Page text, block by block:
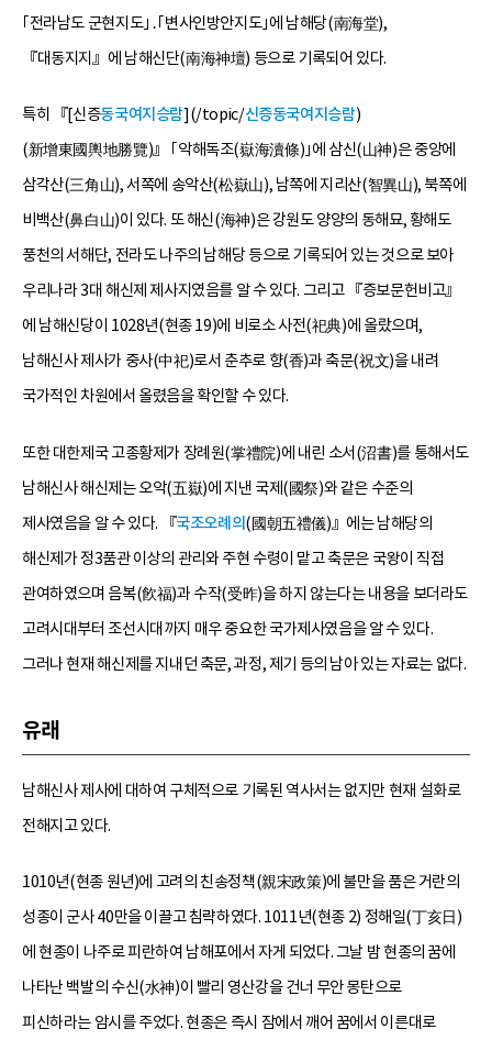
｢전라남도 군현지도｣․｢변사인방안지도｣에 남해당(南海堂),
『대동지지』에 남해신단(南海神壇) 등으로 기록되어 있다.
특히 『[신증동국여지승람](/topic/신증동국여지승람)
(新增東國輿地勝覽)』 ｢악해독조(嶽海瀆條)｣에 삼신(山神)은 중앙에
삼각산(三角山), 서쪽에 송악산(松嶽山), 남쪽에 지리산(智異山), 북쪽에
비백산(鼻白山)이 있다. 또 해신(海神)은 강원도 양양의 동해묘, 황해도
풍천의 서해단, 전라도 나주의 남해당 등으로 기록되어 있는 것으로 보아
우리나라 3대 해신제 제사지였음를 알 수 있다. 그리고 『증보문헌비고』
에 남해신당이 1028년(현종 19)에 비로소 사전(祀典)에 올랐으며,
남해신사 제사가 중사(中祀)로서 춘추로 향(香)과 축문(祝文)을 내려
국가적인 차원에서 올렸음을 확인할 수 있다.
또한 대한제국 고종황제가 장례원(掌禮院)에 내린 소서(沼書)를 통해서도
남해신사 해신제는 오악(五嶽)에 지낸 국제(國祭)와 같은 수준의
제사였음을 알 수 있다. 『국조오례의(國朝五禮儀)』에는 남해당의
해신제가 정3품관 이상의 관리와 주현 수령이 맡고 축문은 국왕이 직접
관여하였으며 음복(飮福)과 수작(受昨)을 하지 않는다는 내용을 보더라도
고려시대부터 조선시대까지 매우 중요한 국가제사였음을 알 수 있다.
그러나 현재 해신제를 지내던 축문, 과정, 제기 등의 남아 있는 자료는 없다.
유래
남해신사 제사에 대하여 구체적으로 기록된 역사서는 없지만 현재 설화로
전해지고 있다.
1010년(현종 원년)에 고려의 친송정책(親宋政策)에 불만을 품은 거란의
성종이 군사 40만을 이끌고 침략하였다. 1011년(현종 2) 정해일(丁亥日)
에 현종이 나주로 피란하여 남해포에서 자게 되었다. 그날 밤 현종의 꿈에
나타난 백발의 수신(水神)이 빨리 영산강을 건너 무안 몽탄으로
피신하라는 암시를 주었다. 현종은 즉시 잠에서 깨어 꿈에서 이른대로